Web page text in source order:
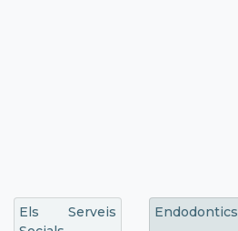
Els Serveis
Endodontics